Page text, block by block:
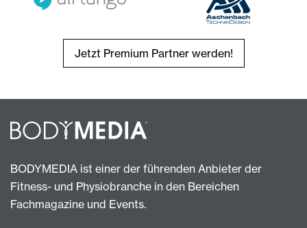
Jetzt Premium Partner werden!
BODYMEDIA ist einer der führenden Anbieter der
Fitness- und Physiobranche in den Bereichen
Fachmagazine und Events.